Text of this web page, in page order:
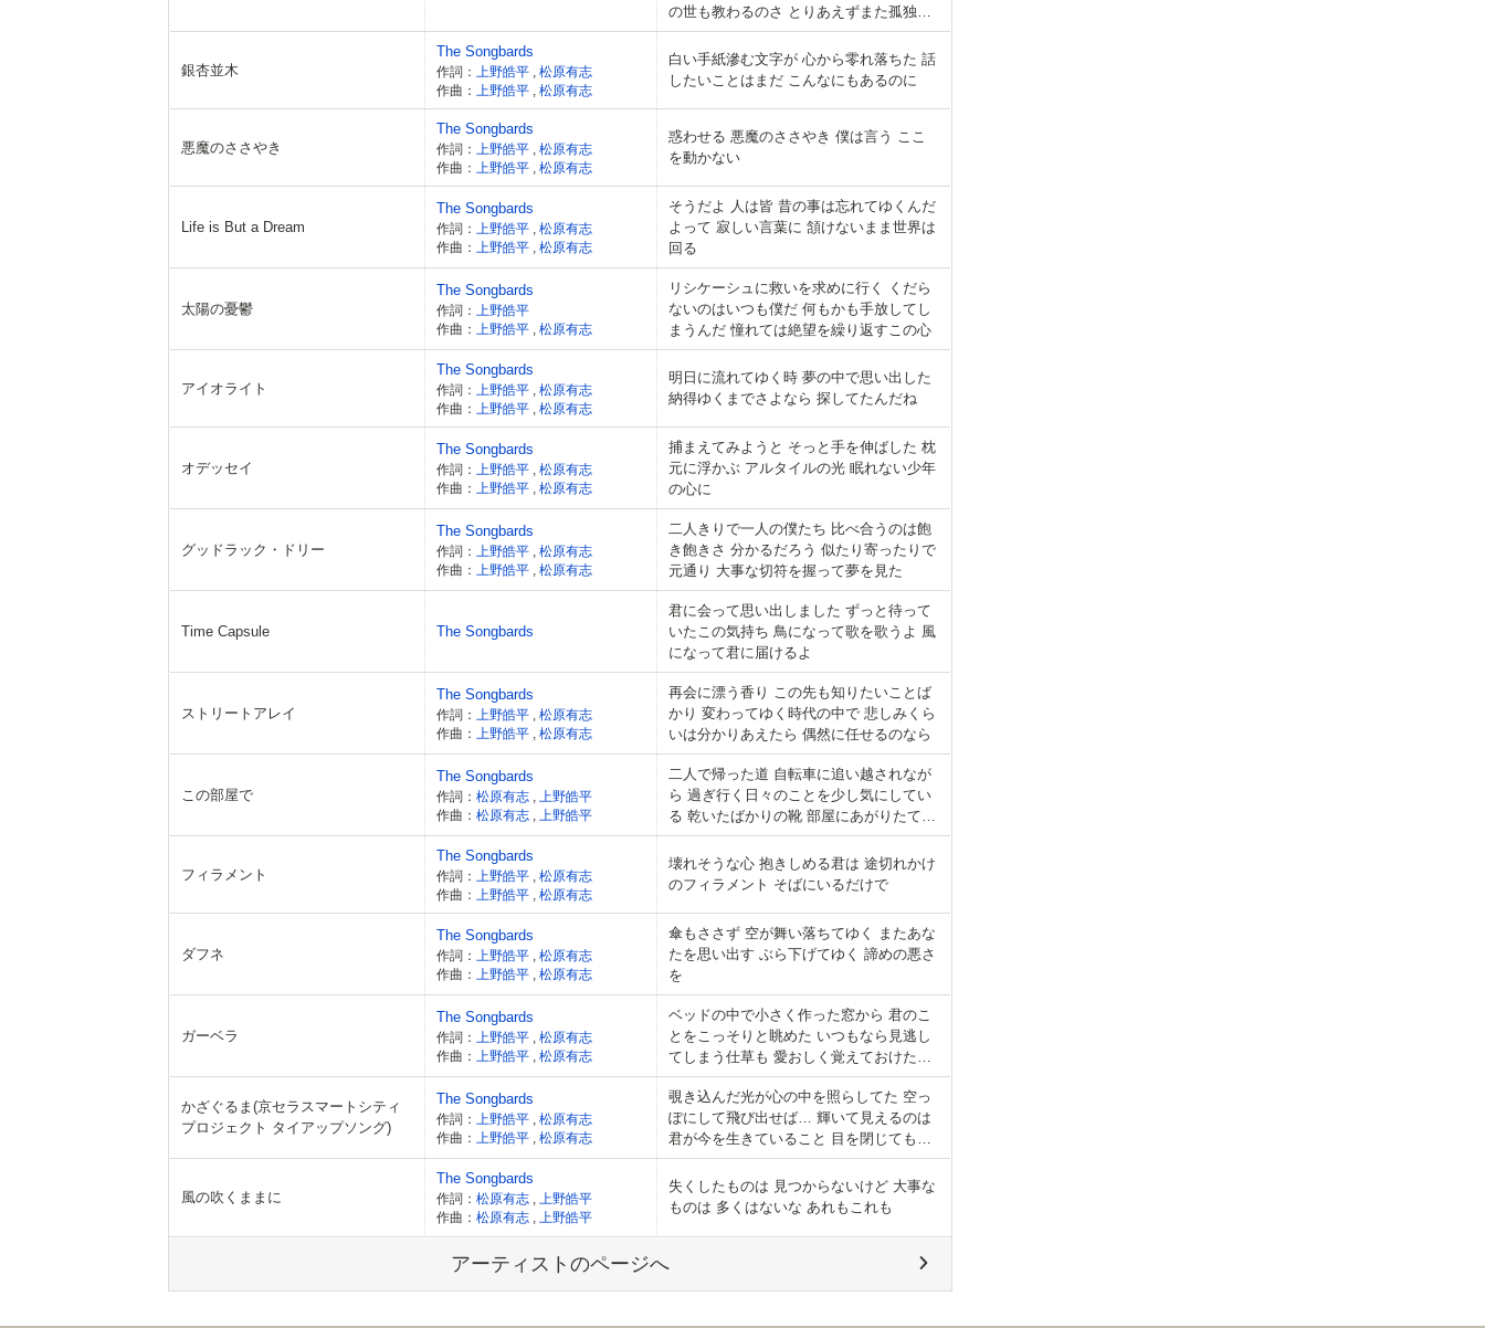
の世も教わるのさ とりあえずまた孤独の
ふりしてまだ誰かに愛されようと 手の届
かない傷を増やして知らぬ間に消えてゆ
く
銀杏並木
The Songbards
作詞： 上野皓平
松原有志
作曲：
上野皓平 松原有志
白い手紙滲む文字が 心から零れ落ちた 話
したいことはまだ こんなにもあるのに
悪魔のささやき
The Songbards
作詞： 上野皓平
松原有志
作曲：
上野皓平 松原有志
惑わせる 悪魔のささやき 僕は言う ここ
を動かない
Life is But a Dream
The Songbards
作詞： 上野皓平
松原有志
作曲：
上野皓平 松原有志
そうだよ 人は皆 昔の事は忘れてゆくんだ
よって 寂しい言葉に 頷けないまま世界は
回る
太陽の憂鬱
The Songbards
作詞：
上野皓平
作曲：
上野皓平 松原有志
リシケーシュに救いを求めに行く くだら
ないのはいつも僕だ 何もかも手放してし
まうんだ 憧れては絶望を繰り返すこの心
アイオライト
The Songbards
作詞： 上野皓平
松原有志
作曲：
上野皓平 松原有志
明日に流れてゆく時 夢の中で思い出した
納得ゆくまでさよなら 探してたんだね
オデッセイ
The Songbards
作詞： 上野皓平
松原有志
作曲：
上野皓平 松原有志
捕まえてみようと そっと手を伸ばした 枕
元に浮かぶ アルタイルの光 眠れない少年
の心に
グッドラック・ドリー
The Songbards
作詞： 上野皓平
松原有志
作曲：
上野皓平 松原有志
二人きりで一人の僕たち 比べ合うのは飽
き飽きさ 分かるだろう 似たり寄ったりで
元通り 大事な切符を握って夢を見た
Time Capsule The Songbards
君に会って思い出しました ずっと待って
いたこの気持ち 鳥になって歌を歌うよ 風
になって君に届けるよ
ストリートアレイ
The Songbards
作詞： 上野皓平
松原有志
作曲：
上野皓平 松原有志
再会に漂う香り この先も知りたいことば
かり 変わってゆく時代の中で 悲しみくら
いは分かりあえたら 偶然に任せるのなら
この部屋で
The Songbards
作詞： 松原有志
上野皓平
作曲： 松原有志 上野皓平
二人で帰った道 自転車に追い越されなが
ら 過ぎ行く日々のことを少し気にしてい
る 乾いたばかりの靴 部屋にあがりたての
外の香り
フィラメント
The Songbards
作詞： 上野皓平
松原有志
作曲：
上野皓平 松原有志
壊れそうな心 抱きしめる君は 途切れかけ
のフィラメント そばにいるだけで
ダフネ
The Songbards
作詞： 上野皓平
松原有志
作曲：
上野皓平 松原有志
傘もささず 空が舞い落ちてゆく またあな
たを思い出す ぶら下げてゆく 諦めの悪さ
を
ガーベラ
The Songbards
作詞： 上野皓平
松原有志
作曲：
上野皓平 松原有志
ベッドの中で小さく作った窓から 君のこ
とをこっそりと眺めた いつもなら見逃し
てしまう仕草も 愛おしく覚えておけた
ら…
かざぐるま(京セラスマートシティ
プロジェクト タイアップソング)
The Songbards
作詞： 上野皓平
松原有志
作曲：
上野皓平 松原有志
覗き込んだ光が心の中を照らしてた 空っ
ぽにして飛び出せば… 輝いて見えるのは
君が今を生きていること 目を閉じても眩
しいほどに
風の吹くままに
The Songbards
作詞： 松原有志
上野皓平
作曲： 松原有志 上野皓平
失くしたものは 見つからないけど 大事な
ものは 多くはないな あれもこれも
アーティストのページへ